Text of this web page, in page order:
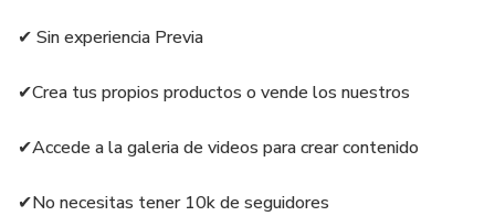
✔ Sin experiencia Previa
✔Crea tus propios productos o vende los nuestros
✔Accede a la galeria de videos para crear contenido
✔No necesitas tener 10k de seguidores